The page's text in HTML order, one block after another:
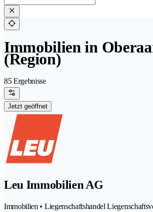
Immobilien in
(Region)
85 Ergebnisse
Jetzt geöffnet
Leu Immobilien AG
Immobilien • Liegenschaftshandel